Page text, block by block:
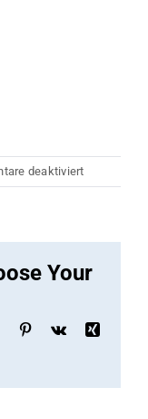
deaktiviertfür
Druckdaten
Your
Tumblr Pinterest
Vk
Xing